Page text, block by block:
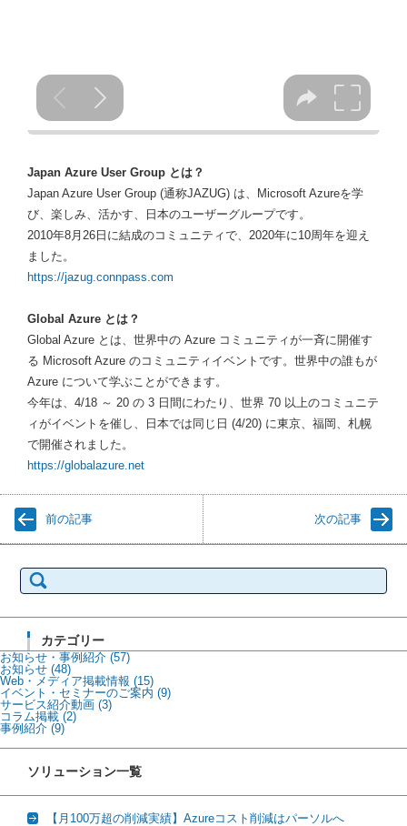
Japan Azure User Group とは？
Japan Azure User Group (通称JAZUG) は、Microsoft Azureを学
び、楽しみ、活かす、日本のユーザーグループです。
2010年8月26日に結成のコミュニティで、2020年に10周年を迎え
ました。
https://jazug.connpass.com
Global Azure とは？
Global Azure とは、世界中の Azure コミュニティが一斉に開催す
る Microsoft Azure のコミュニティイベントです。世界中の誰もが
Azure について学ぶことができます。
今年は、4/18 ～ 20 の 3 日間にわたり、世界 70 以上のコミュニテ
ィがイベントを催し、日本では同じ日 (4/20) に東京、福岡、札幌
で開催されました。
https://globalazure.net
前の記事 次の記事
索:
カテゴリー
お知らせ・事例紹介 (57)
お知らせ (48)
Web・メディア掲載情報 (15)
イベント・セミナーのご案内 (9)
サービス紹介動画 (3)
コラム掲載 (2)
事例紹介 (9)
ソリューション一覧
【月100万超の削減実績】Azureコスト削減はパーソルへ